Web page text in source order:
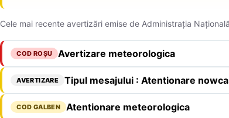
Cele mai recente avertizări emise de Administrația
COD ROȘU Avertizare meteorologica
AVERTIZARE Tipul mesajului : Atentionare
COD GALBEN Atentionare meteorologica